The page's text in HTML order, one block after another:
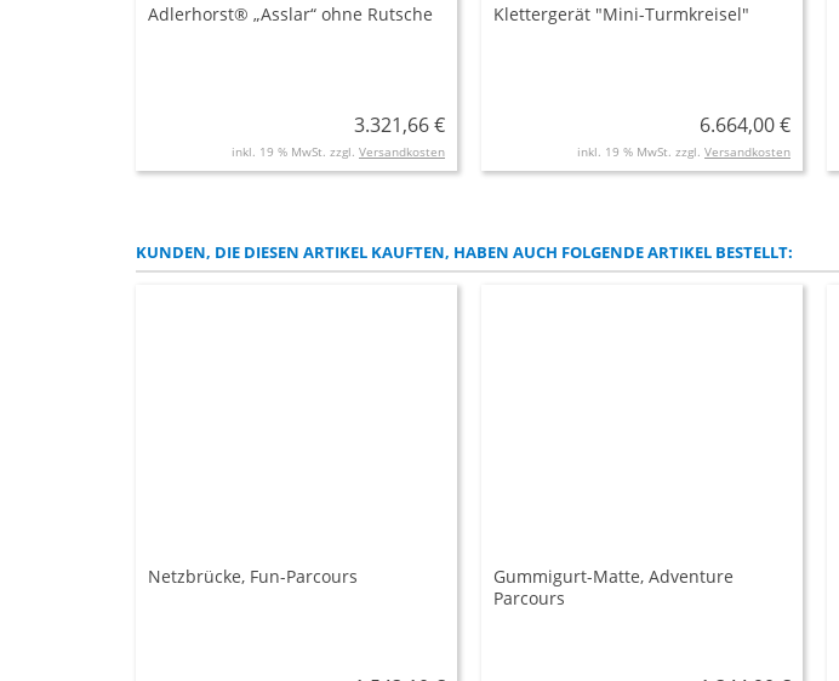
Adlerhorst® „Asslar“ ohne Rutsche
3.321,66 €
inkl. 19 % MwSt. zzgl. Versandkosten
Klettergerät "Mini-Turmkreisel"
6.664,00 €
inkl. 19 % MwSt. zzgl. Versandkosten
KUNDEN, DIE DIESEN ARTIKEL KAUFTEN, HABEN AUCH FOLGENDE ARTIKEL BESTELLT:
Netzbrücke, Fun-Parcours
Gummigurt-Matte, Adventure
Parcours